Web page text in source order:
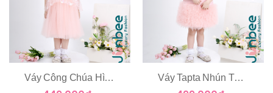
Váy Công Chúa Hình Cánh Bướm Váy Tapta Nhún Tùng Tầng Voan